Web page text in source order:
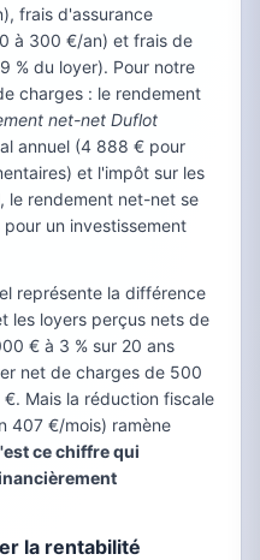
frais d'assurance
à 300 €/an) et frais de
% du loyer). Pour notre
charges : le rendement
net-net Duflot
annuel (4 888 € pour
et l'impôt sur les
le rendement net-net se
un investissement
représente la différence
les loyers perçus nets de
€ à 3 % sur 20 ans
net de charges de 500
Mais la réduction fiscale
407 €/mois) ramène
ce chiffre qui
la rentabilité